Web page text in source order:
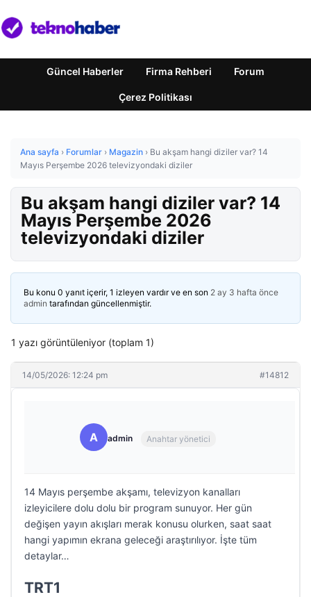
Güncel Haberler Firma Rehberi Forum
Çerez Politikası
Ana sayfa › Forumlar › Magazin › Bu akşam hangi diziler var? 14
Mayıs Perşembe 2026 televizyondaki diziler
Bu akşam hangi diziler var? 14
Mayıs Perşembe 2026
televizyondaki diziler
Bu konu 0 yanıt içerir, 1 izleyen vardır ve en son 2 ay 3 hafta önce
admin tarafından güncellenmiştir.
1 yazı görüntüleniyor (toplam 1)
14/05/2026: 12:24 pm #14812
A admin Anahtar yönetici
14 Mayıs perşembe akşamı, televizyon kanalları
izleyicilere dolu dolu bir program sunuyor. Her gün
değişen yayın akışları merak konusu olurken, saat saat
hangi yapımın ekrana geleceği araştırılıyor. İşte tüm
detaylar…
TRT1